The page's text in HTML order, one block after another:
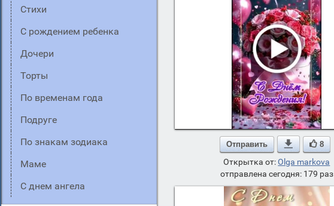
стихи
с рождением ребенка
дочери
торты
по временам года
подруге
по знакам зодиака
маме
с днем ангела
Отправить  8
Открытка от:Olga markova
отправлена сегодня: 179 раз